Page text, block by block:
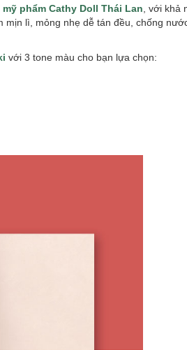
phẩm Cathy Doll Thái Lan , với khả
lì, mỏng nhẹ dễ tán đều, chống
với 3 tone màu cho bạn lựa chọn: